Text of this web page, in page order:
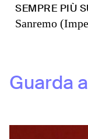
SEMPRE PIÙ
Sanremo
Guarda